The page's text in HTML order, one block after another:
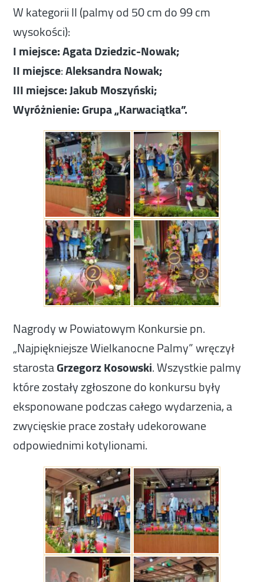
W kategorii II (palmy od 50 cm do 99 cm
wysokości):
I miejsce:Agata Dziedzic-Nowak;
II miejsce:Aleksandra Nowak;
III miejsce:Jakub Moszyński;
Wyróżnienie:Grupa „Karwaciątka”.
Nagrody w Powiatowym Konkursie pn.
„Najpiękniejsze Wielkanocne Palmy” wręczył
starostaGrzegorz Kosowski. Wszystkie palmy
które zostały zgłoszone do konkursu były
eksponowane podczas całego wydarzenia, a
zwycięskie prace zostały udekorowane
odpowiednimi kotylionami.